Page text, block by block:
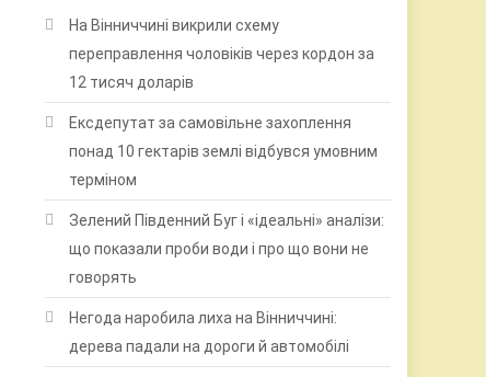
На Вінниччині викрили схему
переправлення чоловіків через кордон за
12 тисяч доларів
Ексдепутат за самовільне захоплення
понад 10 гектарів землі відбувся умовним
терміном
Зелений Південний Буг і «ідеальні» аналізи:
що показали проби води і про що вони не
говорять
Негода наробила лиха на Вінниччині:
дерева падали на дороги й автомобілі